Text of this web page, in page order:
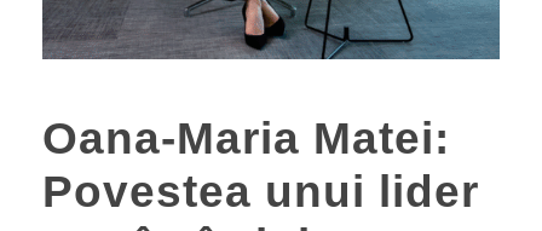
Oana-Maria Matei:
Povestea unui lider